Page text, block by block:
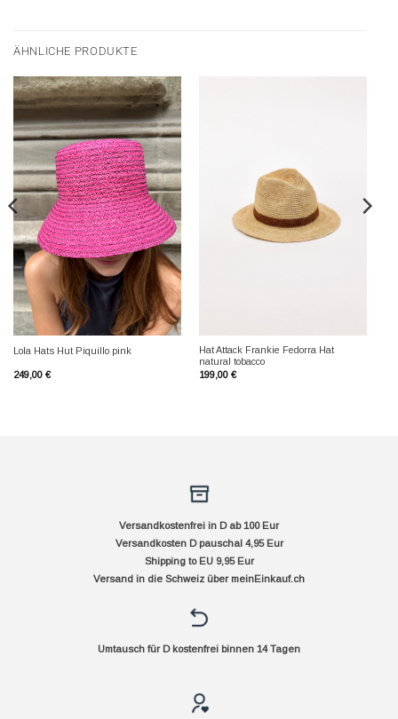
ÄHNLICHE PRODUKTE
Lola Hats Hut Piquillo pink
249,00 €
Hat Attack Frankie Fedorra Hat
natural tobacco
199,00 €
Versandkostenfrei in D ab 100 Eur
Versandkosten D pauschal 4,95 Eur
Shipping to EU 9,95 Eur
Versand in die Schweiz über meinEinkauf.ch
Umtausch für D kostenfrei binnen 14 Tagen